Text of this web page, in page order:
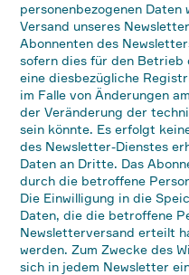
personenbezogenen Daten
Versand unseres
Abonnenten des
sofern dies für den Betrieb
eine diesbezügliche
im Falle von Änderungen
der Veränderung der
sein könnte. Es erfolgt
des Newsletter-Dienstes
Daten an Dritte. Das
durch die betroffene
Die Einwilligung in die
Daten, die die betroffene
Newsletterversand erteilt
werden. Zum Zwecke des
sich in jedem Newsletter